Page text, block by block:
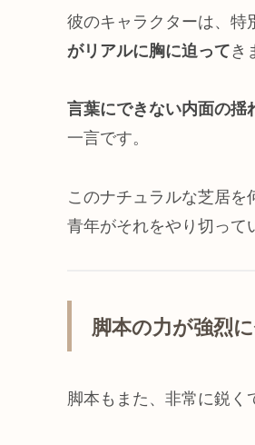
彼のキャラクターは、特
がリアルに胸に迫って き
言葉にできない内面の揺
一言です。
このナチュラルな芝居
青年がそれをやり切って
脚本の力が強烈
脚本もまた、非常に鋭く